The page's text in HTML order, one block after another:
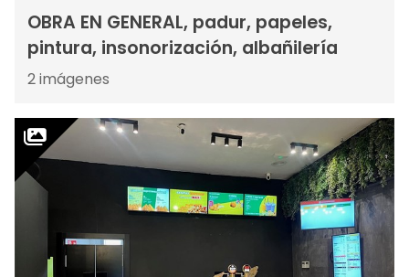
OBRA EN GENERAL, padur, papeles,
pintura, insonorización, albañilería
2imágenes
ObraDarte, decoración y
fabricación en Vigo